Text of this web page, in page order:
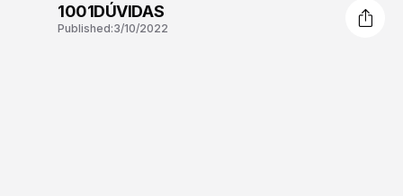
1001DÚVIDAS
Published:3/10/2022